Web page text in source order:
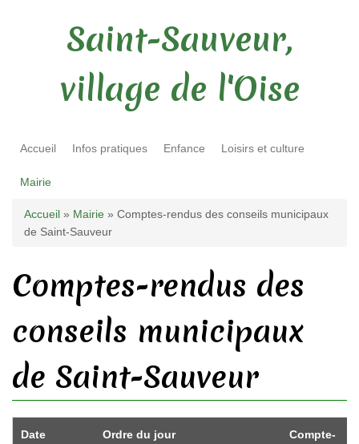
Saint-Sauveur,
village de l'Oise
Accueil Infos pratiques Enfance Loisirs et culture
Mairie
Vous êtes ici
Accueil » Mairie » Comptes-rendus des conseils municipaux
de Saint-Sauveur
Comptes-rendus des
conseils municipaux
de Saint-Sauveur
Date Ordre du jour
Compte-